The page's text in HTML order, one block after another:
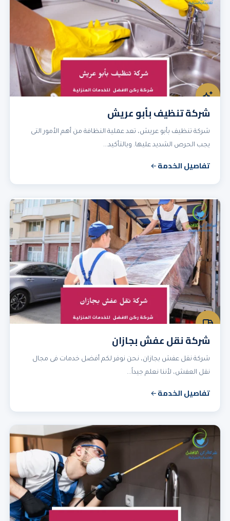
شركة تنظيف بأبو عريش
شركة تنظيف بأبو عريش، تعد عملية النظافة من أهم الأمور التى
يجب الحرص الشديد عليها. وبالتأكيد…
تفاصيل الخدمة
شركة نقل عفش بجازان
شركة نقل عفش بجازان، نحن نوفر لكم أفضل خدمات فى مجال
نقل العفش، لأننا نعلم جيداً…
تفاصيل الخدمة